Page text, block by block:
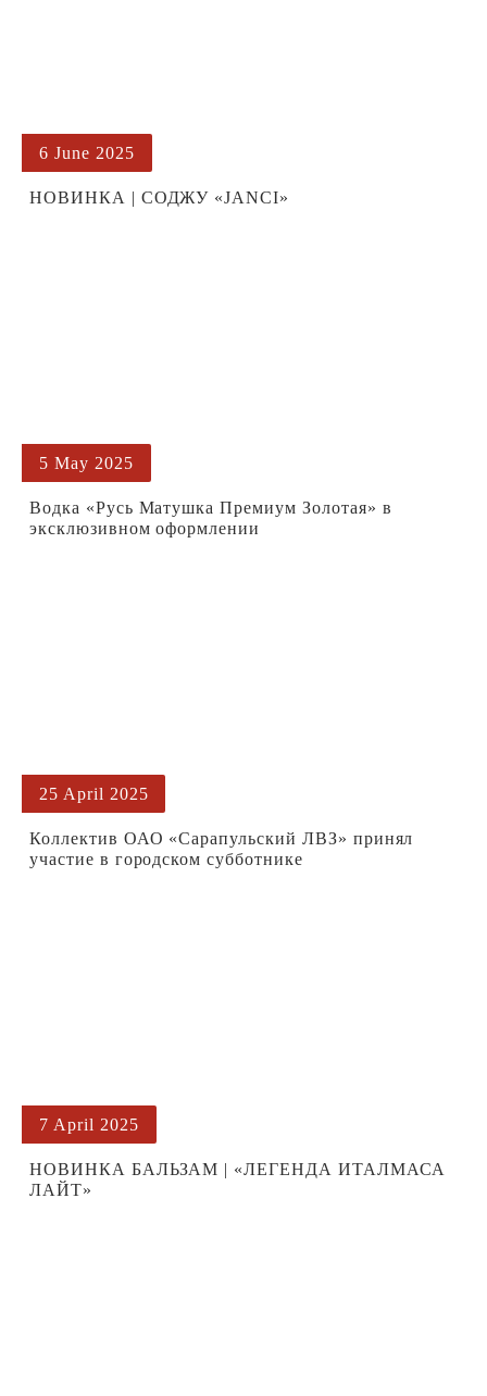
6 June 2025
НОВИНКА | СОДЖУ «JANCI»
5 May 2025
Водка «Русь Матушка Премиум Золотая» в
эксклюзивном оформлении
25 April 2025
Коллектив ОАО «Сарапульский ЛВЗ» принял
участие в городском субботнике
7 April 2025
НОВИНКА БАЛЬЗАМ | «ЛЕГЕНДА ИТАЛМАСА
ЛАЙТ»